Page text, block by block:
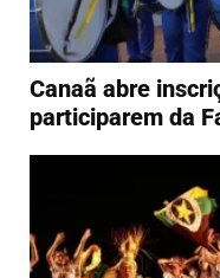
Canaã abre
participarem da